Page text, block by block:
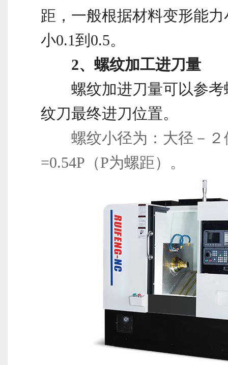
距，一般根据材料变形能
小0.1到0.5。
2、螺纹加工进刀量
螺纹加进刀量可以参考
纹刀最终进刀位置。
螺纹小径为：大径－２
=0.54P（P为螺距）。